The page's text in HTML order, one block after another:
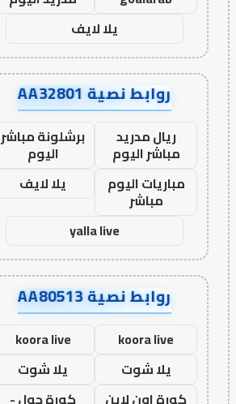
يلا لايف
روابط نصية AA32801
ريال مدريد
مباشر اليوم
برشلونة مباشر
اليوم
مباريات اليوم
مباشر
يلا لايف
yalla live
روابط نصية AA80513
koora live
koora live
يلا شوت
يلا شوت
كورة اون لاين
كورة جول -